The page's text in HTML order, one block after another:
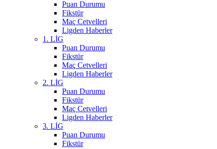
Puan Durumu
Fikstür
Maç Cetvelleri
Ligden Haberler
1. LİG
Puan Durumu
Fikstür
Maç Cetvelleri
Ligden Haberler
2. LİG
Puan Durumu
Fikstür
Maç Cetvelleri
Ligden Haberler
3. LİG
Puan Durumu
Fikstür